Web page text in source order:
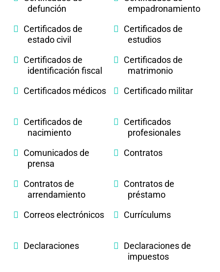
defunción
empadronamiento
Certificados de
estado civil
Certificados de
estudios
Certificados de
identificación fiscal
Certificados de
matrimonio
Certificados médicos
Certificado militar
Certificados de
nacimiento
Certificados
profesionales
Comunicados de
prensa
Contratos
Contratos de
arrendamiento
Contratos de
préstamo
Correos electrónicos
Currículums
Declaraciones
Declaraciones de
impuestos